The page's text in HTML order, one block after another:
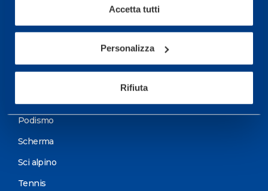
Accetta tutti
Personalizza
Rifiuta
Podismo
Scherma
Sci alpino
Tennis